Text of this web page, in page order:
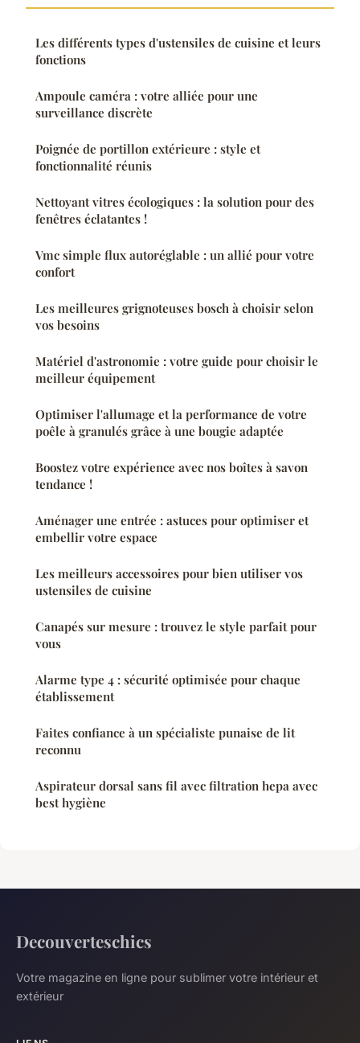
Les différents types d'ustensiles de cuisine et leurs
fonctions
Ampoule caméra : votre alliée pour une
surveillance discrète
Poignée de portillon extérieure : style et
fonctionnalité réunis
Nettoyant vitres écologiques : la solution pour des
fenêtres éclatantes !
Vmc simple flux autoréglable : un allié pour votre
confort
Les meilleures grignoteuses bosch à choisir selon
vos besoins
Matériel d'astronomie : votre guide pour choisir le
meilleur équipement
Optimiser l'allumage et la performance de votre
poêle à granulés grâce à une bougie adaptée
Boostez votre expérience avec nos boîtes à savon
tendance !
Aménager une entrée : astuces pour optimiser et
embellir votre espace
Les meilleurs accessoires pour bien utiliser vos
ustensiles de cuisine
Canapés sur mesure : trouvez le style parfait pour
vous
Alarme type 4 : sécurité optimisée pour chaque
établissement
Faites confiance à un spécialiste punaise de lit
reconnu
Aspirateur dorsal sans fil avec filtration hepa avec
best hygiène
Decouverteschics
Votre magazine en ligne pour sublimer votre intérieur et
extérieur